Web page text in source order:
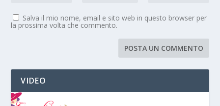
Salva il mio nome, email e sito web in questo browser per
la prossima volta che commento.
VIDEO